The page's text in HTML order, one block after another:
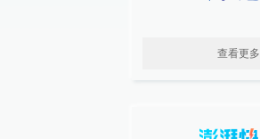
查看更多